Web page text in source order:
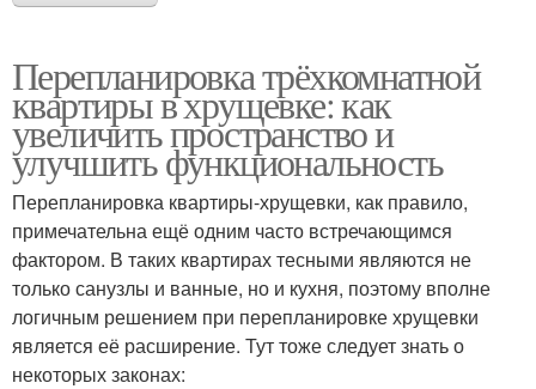
Перепланировка трёхкомнатной
квартиры в хрущевке: как
увеличить пространство и
улучшить функциональность
Перепланировка квартиры-хрущевки, как правило,
примечательна ещё одним часто встречающимся
фактором. В таких квартирах тесными являются не
только санузлы и ванные, но и кухня, поэтому вполне
логичным решением при перепланировке хрущевки
является её расширение. Тут тоже следует знать о
некоторых законах: